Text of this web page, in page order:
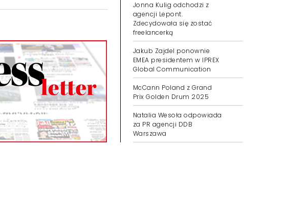
Jonna Kulig odchodzi z
agencji Lepont.
Zdecydowała się zostać
freelancerką
Jakub Zajdel ponownie
EMEA presidentem w IPREX
Global Communication
McCann Poland z Grand
Prix Golden Drum 2025
Natalia Wesoła odpowiada
za PR agencji DDB
Warszawa